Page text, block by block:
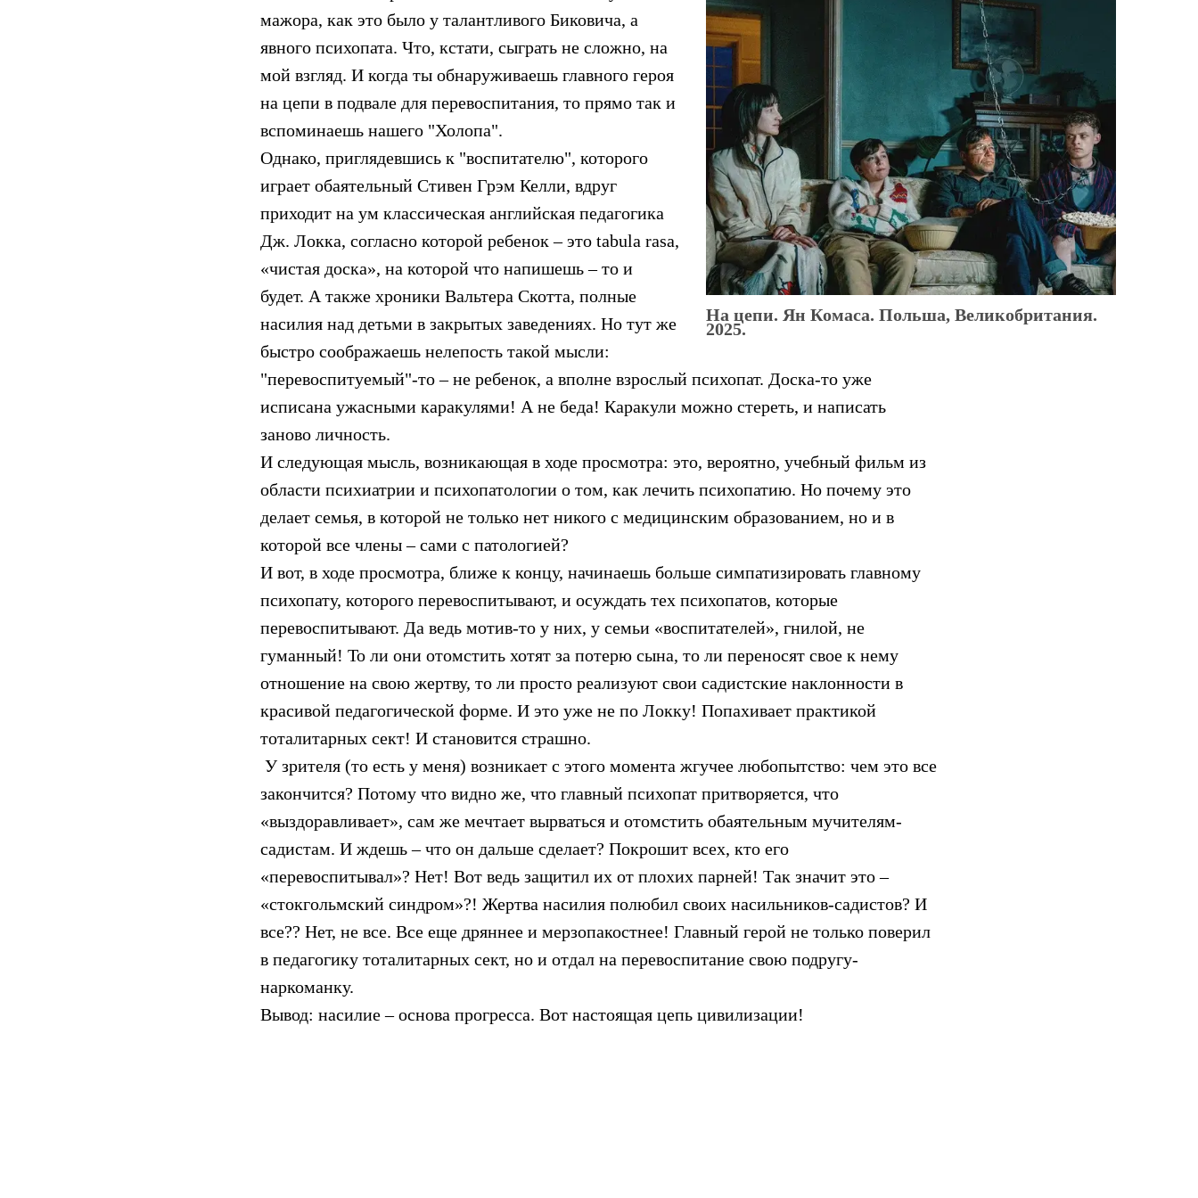
На цепи. Ян Комаса. Польша, Великобритания.
2025.
мажора, как это было у талантливого Биковича, а
явного психопата. Что, кстати, сыграть не сложно, на
мой взгляд. И когда ты обнаруживаешь главного героя
на цепи в подвале для перевоспитания, то прямо так и
вспоминаешь нашего "Холопа".
Однако, приглядевшись к "воспитателю", которого
играет обаятельный Стивен Грэм Келли, вдруг
приходит на ум классическая английская педагогика
Дж. Локка, согласно которой ребенок – это tabula rasa,
«чистая доска», на которой что напишешь – то и
будет. А также хроники Вальтера Скотта, полные
насилия над детьми в закрытых заведениях. Но тут же
быстро соображаешь нелепость такой мысли:
"перевоспитуемый"-то – не ребенок, а вполне взрослый психопат. Доска-то уже
исписана ужасными каракулями! А не беда! Каракули можно стереть, и написать
заново личность.
И следующая мысль, возникающая в ходе просмотра: это, вероятно, учебный фильм из
области психиатрии и психопатологии о том, как лечить психопатию. Но почему это
делает семья, в которой не только нет никого с медицинским образованием, но и в
которой все члены – сами с патологией?
И вот, в ходе просмотра, ближе к концу, начинаешь больше симпатизировать главному
психопату, которого перевоспитывают, и осуждать тех психопатов, которые
перевоспитывают. Да ведь мотив-то у них, у семьи «воспитателей», гнилой, не
гуманный! То ли они отомстить хотят за потерю сына, то ли переносят свое к нему
отношение на свою жертву, то ли просто реализуют свои садистские наклонности в
красивой педагогической форме. И это уже не по Локку! Попахивает практикой
тоталитарных сект! И становится страшно.
У зрителя (то есть у меня) возникает с этого момента жгучее любопытство: чем это все
закончится? Потому что видно же, что главный психопат притворяется, что
«выздоравливает», сам же мечтает вырваться и отомстить обаятельным мучителям-
садистам. И ждешь – что он дальше сделает? Покрошит всех, кто его
«перевоспитывал»? Нет! Вот ведь защитил их от плохих парней! Так значит это –
«стокгольмский синдром»?! Жертва насилия полюбил своих насильников-садистов? И
все?? Нет, не все. Все еще дряннее и мерзопакостнее! Главный герой не только поверил
в педагогику тоталитарных сект, но и отдал на перевоспитание свою подругу-
наркоманку.
Вывод: насилие – основа прогресса. Вот настоящая цепь цивилизации!